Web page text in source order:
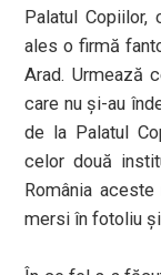
Palatul Copiilor,
ales o firmă
Arad. Urmează
care nu și-au
de la Palatul
celor două
România
mersi în fotoliu